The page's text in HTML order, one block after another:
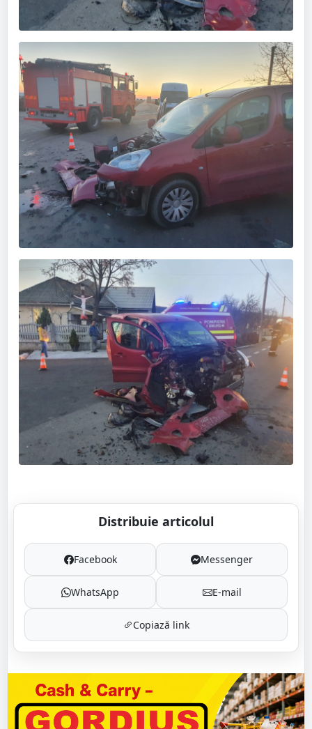
Distribuie articolul
Facebook Messenger
WhatsApp E-mail
Copiază link